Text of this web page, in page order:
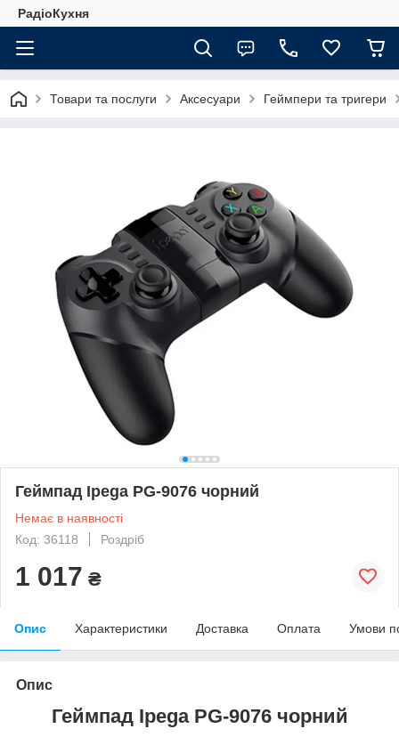
РадіоКухня
Товари та послуги Аксесуари Геймпери та тригери
Геймпад Ipega PG-9076 чорний
Немає в наявності
Код: 36118
Роздріб
1 017 ₴
Опис Характеристики Доставка Оплата Умови
Опис
Геймпад Ipega PG-9076 чорний